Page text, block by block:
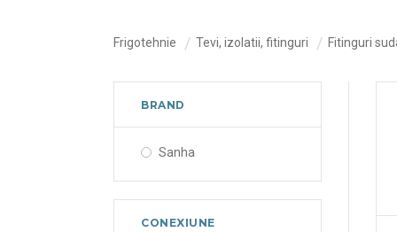
Frigotehnie Tevi, izolatii, fitinguri Fitinguri
BRAND
Sanha
CONEXIUNE